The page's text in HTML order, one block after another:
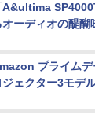
A&ultima
オーディオの醍醐
プライム
ジェクター3モデ